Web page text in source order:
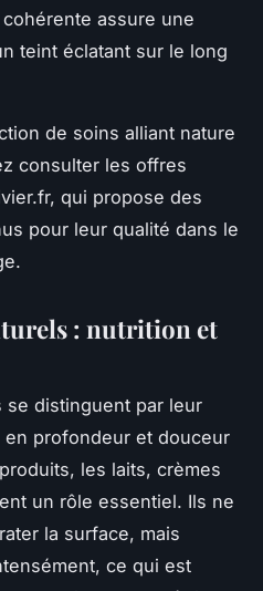
assure une
teint éclatant sur le long
de soins alliant nature
consulter les offres
qui propose des
pour leur qualité dans le
: nutrition et
se distinguent par leur
profondeur et douceur
les laits, crèmes
un rôle essentiel. Ils ne
la surface, mais
ce qui est